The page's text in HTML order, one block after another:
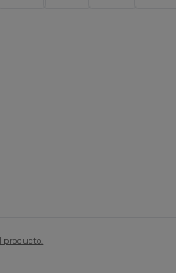
producto.